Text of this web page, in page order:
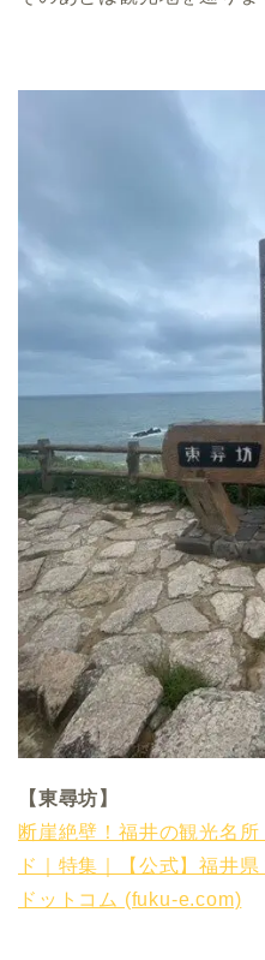
【東尋坊】
断崖絶壁！福井の観光名
ド｜特集｜【公式】福井
ドットコム (fuku-e.com)